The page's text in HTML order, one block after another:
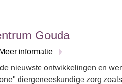
Gouda
Meer informatie
nieuwste ontwikkelingen en
diergeneeskundige zorg